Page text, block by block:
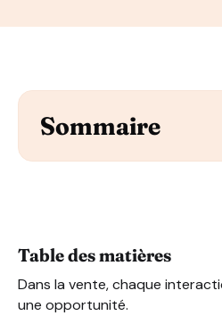
Sommaire
Table des matières
Dans la vente, chaque
une opportunité.